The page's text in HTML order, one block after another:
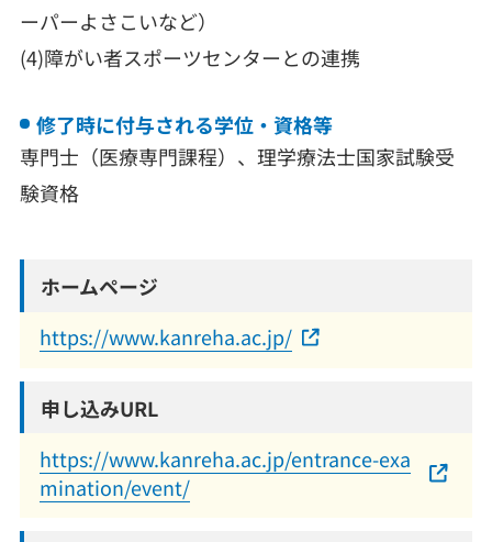
ーパーよさこいなど）
(4)障がい者スポーツセンターとの連携
修了時に付与される学位・資格等
専門士（医療専門課程）、理学療法士国家試験受
験資格
ホームページ
https://www.kanreha.ac.jp/
申し込みURL
https://www.kanreha.ac.jp/entrance-exa
mination/event/